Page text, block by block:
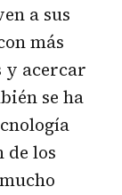
a sus
más
y acercar
se ha
de los